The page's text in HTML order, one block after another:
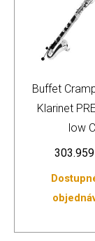
Buffet
Klarinet
low C
303.959